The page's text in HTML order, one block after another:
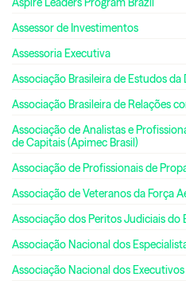
Assessor de Investimentos
Assessoria Executiva
Associação Brasileira de Estudos da
Associação Brasileira de Relações
Associação de Analistas e
de Capitais (Apimec Brasil)
Associação de Profissionais de
Associação de Veteranos da Força
Associação dos Peritos Judiciais do
Associação Nacional dos
Associação Nacional dos